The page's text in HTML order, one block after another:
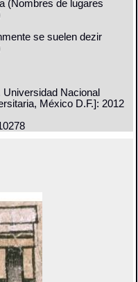
(Nombres de lugares
se suelen dezir
Nacional
México D.F.]: 2012